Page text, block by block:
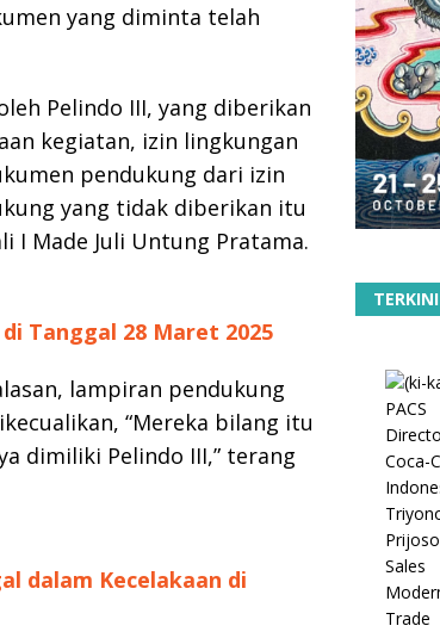
yang diminta telah
Pelindo III, yang diberikan
kegiatan, izin lingkungan
pendukung dari izin
yang tidak diberikan itu
I Made Juli Untung Pratama.
Tanggal 28 Maret 2025
lampiran pendukung
“Mereka bilang itu
dimiliki Pelindo III,” terang
dalam Kecelakaan di
TERKINI